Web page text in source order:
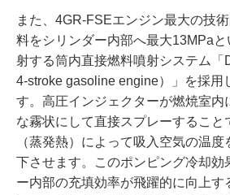
また、4GR-FSEエンジン最大の技
料をシリンダー内部へ最大13MPa
射する筒内直接燃料噴射システム「
4-stroke gasoline engine）」を採用
す。高圧インジェクターが燃焼室内
な霧状にして直接スプレーすること
（蒸発熱）によって吸入空気の温
下させます。このポンピング冷却効
ー内部の充填効率が飛躍的に向上す